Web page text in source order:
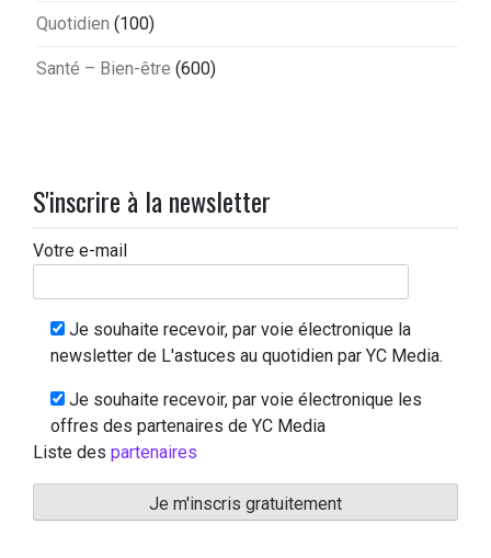
Quotidien (100)
Santé – Bien-être (600)
S'inscrire à la newsletter
Votre e-mail
Je souhaite recevoir, par voie électronique la
newsletter de L'astuces au quotidien par YC Media.
Je souhaite recevoir, par voie électronique les
offres des partenaires de YC Media
Liste des partenaires